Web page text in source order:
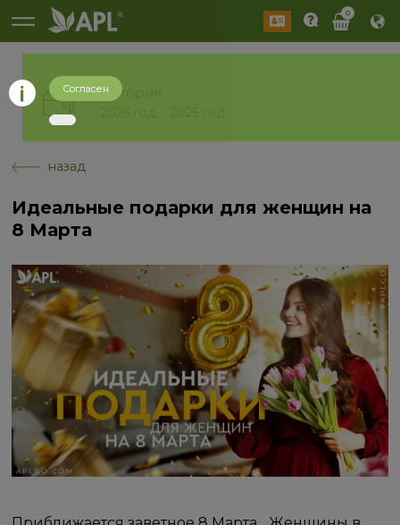
0
История
назад
Идеальные подарки для женщин на
8 Марта
Согласен